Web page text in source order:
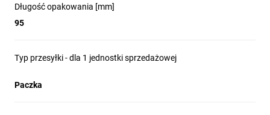
Do wyłącznika można zamontować akcesoria wspólne
z aparaturą modułową z rodziny SENTRON - w serii 5SL6 to
Długość opakowania [mm]
95
Typ przesyłki - dla 1 jednostki sprzedażowej
Paczka